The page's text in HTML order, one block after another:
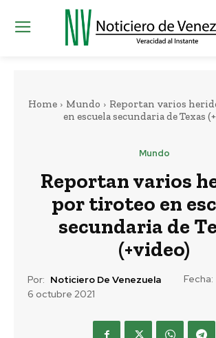
Home Mundo
Reportan varios
en escuela secundaria de Texas
Mundo
Reportan varios
por tiroteo en
secundaria de
(+video)
Por: Noticiero De Venezuela
Fecha:
6 octubre 2021